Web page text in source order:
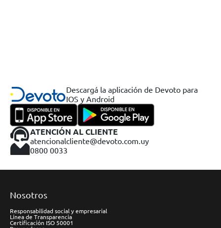
Descargá la aplicación de Devoto para
IOS y Android
ATENCIÓN AL CLIENTE
atencionalcliente@devoto.com.uy
0800 0033
Nosotros
Responsabilidad social y empresarial
Línea de Transparencia
Certificación ISO 50001